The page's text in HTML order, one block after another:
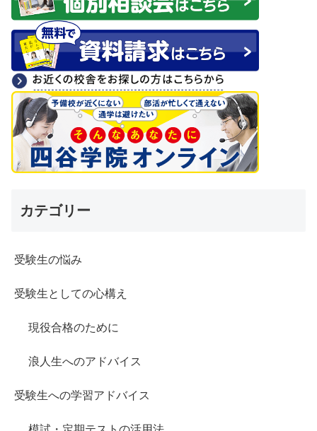
カテゴリー
受験生の悩み
受験生としての心構え
現役合格のために
浪人生へのアドバイス
受験生への学習アドバイス